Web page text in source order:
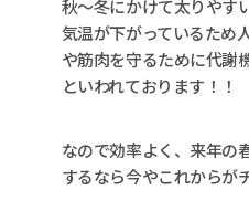
秋〜冬にかけて太りやす
気温が下がっているため
や筋肉を守るために代謝
といわれております！！
なので効率よく、来年の
するなら今やこれからが